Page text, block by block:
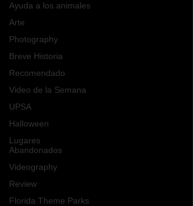
Ayuda a los animales
Arte
Photography
Breve Historia
Recomendado
Video de la Semana
UPSA
Halloween
Lugares
Abandonados
Videography
Review
Florida Theme Parks